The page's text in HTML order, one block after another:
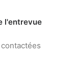
l'entrevue